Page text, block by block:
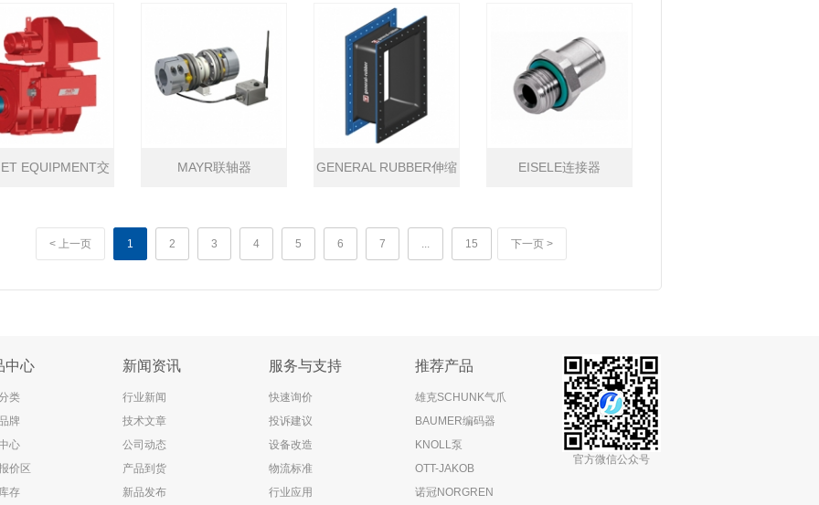
EQUIPMENT交 MAYR联轴器 GENERAL RUBBER伸缩 EISELE连接器
< 上一页 1 2 3 4 5 6 7 ... 15 下一页 >
中心
类
牌
心
价区
存
新闻资讯
行业新闻
技术文章
公司动态
产品到货
新品发布
服务与支持
快速询价
投诉建议
设备改造
物流标准
行业应用
推荐产品
雄克SCHUNK气爪
BAUMER编码器
KNOLL泵
OTT-JAKOB
诺冠NORGREN
官方微信公众号